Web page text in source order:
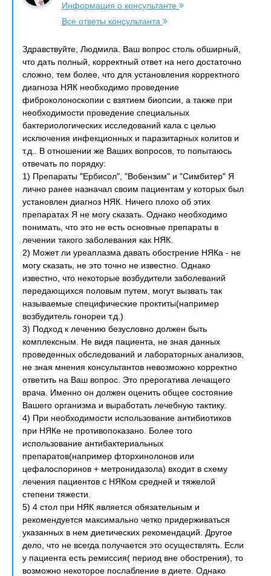
Информация о консультанте
Все ответы консультанта
Здравствуйте, Людмила. Ваш вопрос столь обширный,
что дать полный, корректный ответ на него достаточно
сложно, тем более, что для установления корректного
диагноза НЯК необходимо проведение
фиброколоноскопии с взятием биопсии, а также при
необходимости проведение специальных
бактериологических исследований кала с целью
исключения инфекционных и паразитарных колитов и
т.д.. В отношении же Ваших вопросов, то попытаюсь
отвечать по порядку:
1) Препараты "Ербисол", "Вобензим" и "Симбитер" Я
лично ранее назначал своим пациентам у которых был
установлен диагноз НЯК. Ничего плохо об этих
препаратах Я не могу сказать. Однако необходимо
понимать, что это не есть основные препараты в
лечении такого заболевания как НЯК.
2) Может ли уреаплазма давать обострение НЯКа - не
могу сказать, не это точно не известно. Однако
известно, что некоторые возбудители заболеваний
передающихся половым путем, могут вызвать так
называемые специфические проктиты(например
возбудитель гонореи т.д.)
3) Подход к лечению безусловно должен быть
комплексным. Не видя пациента, не зная данных
проведенных обследований и лабораторных анализов,
не зная мнения консультантов невозможно корректно
ответить на Ваш вопрос. Это прерогатива лечащего
врача. Именно он должен оценить общее состояние
Вашего организма и выработать лечебную тактику.
4) При необходимости использование антибиотиков
при НЯКе не противопоказано. Более того
использование антибактериальных
препаратов(например фторхинолонов или
цефалоспоринов + метронидазола) входит в схему
лечения пациентов с НЯКом средней и тяжелой
степени тяжести.
5) 4 стол при НЯК является обязательным и
рекомендуется максимально четко придерживаться
указанных в нем диетических рекомендаций. Другое
дело, что не всегда получается это осуществлять. Если
у пациента есть ремиссия( период вне обострения), то
возможно некоторое послабление в диете. Однако